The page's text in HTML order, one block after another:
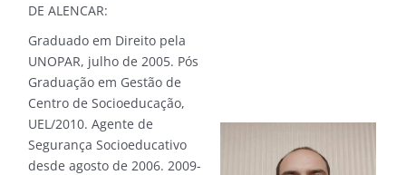
DE ALENCAR:
Graduado em Direito pela
UNOPAR, julho de 2005. Pós
Graduação em Gestão de
Centro de Socioeducação,
UEL/2010. Agente de
Segurança Socioeducativo
desde agosto de 2006. 2009-